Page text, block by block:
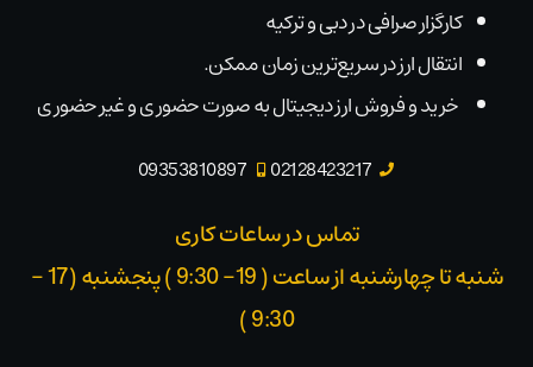
کارگزار صرافی در دبی و ترکیه
انتقال ارز در سریع‌ترین زمان ممکن.
خرید و فروش ارز دیجیتال به صورت حضوری و غیر حضوری
02128423217
09353810897
تماس در ساعات کاری
شنبه تا چهارشنبه از ساعت ( 19- 9:30 ) پنجشنبه (17 -
9:30 )​